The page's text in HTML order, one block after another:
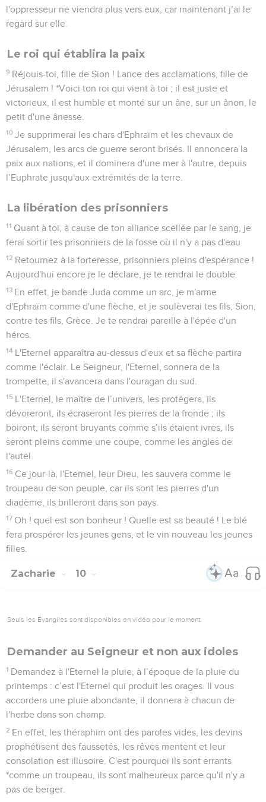
l'oppresseur ne viendra plus vers eux, car maintenant j’ai le
regard sur elle.
Le roi qui établira la paix
9 Réjouis-toi, fille de Sion ! Lance des acclamations, fille de
Jérusalem ! *Voici ton roi qui vient à toi ; il est juste et
victorieux, il est humble et monté sur un âne, sur un ânon, le
petit d'une ânesse.
10 Je supprimerai les chars d'Ephraïm et les chevaux de
Jérusalem, les arcs de guerre seront brisés. Il annoncera la
paix aux nations, et il dominera d'une mer à l'autre, depuis
l’Euphrate jusqu'aux extrémités de la terre.
La libération des prisonniers
11 Quant à toi, à cause de ton alliance scellée par le sang, je
ferai sortir tes prisonniers de la fosse où il n'y a pas d'eau.
12 Retournez à la forteresse, prisonniers pleins d'espérance !
Aujourd'hui encore je le déclare, je te rendrai le double.
13 En effet, je bande Juda comme un arc, je m'arme
d'Ephraïm comme d'une flèche, et je soulèverai tes fils, Sion,
contre tes fils, Grèce. Je te rendrai pareille à l'épée d'un
héros.
14 L'Eternel apparaîtra au-dessus d'eux et sa flèche partira
comme l'éclair. Le Seigneur, l'Eternel, sonnera de la
trompette, il s'avancera dans l'ouragan du sud.
15 L'Eternel, le maître de l’univers, les protégera, ils
dévoreront, ils écraseront les pierres de la fronde ; ils
boiront, ils seront bruyants comme s’ils étaient ivres, ils
seront pleins comme une coupe, comme les angles de
l'autel.
16 Ce jour-là, l'Eternel, leur Dieu, les sauvera comme le
troupeau de son peuple, car ils sont les pierres d'un
diadème, ils brilleront dans son pays.
17 Oh ! quel est son bonheur ! Quelle est sa beauté ! Le blé
fera prospérer les jeunes gens, et le vin nouveau les jeunes
filles.
Zacharie 10
Seuls les Évangiles sont disponibles en vidéo pour le moment.
Demander au Seigneur et non aux idoles
1 Demandez à l'Eternel la pluie, à l’époque de la pluie du
printemps : c’est l'Eternel qui produit les orages. Il vous
accordera une pluie abondante, il donnera à chacun de
l'herbe dans son champ.
2 En effet, les théraphim ont des paroles vides, les devins
prophétisent des faussetés, les rêves mentent et leur
consolation est illusoire. C'est pourquoi ils sont errants
*comme un troupeau, ils sont malheureux parce qu'il n'y a
pas de berger.